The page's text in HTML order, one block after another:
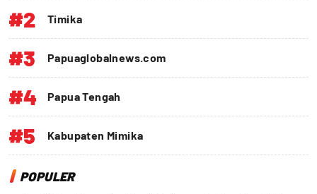
#2 Timika
#3 Papuaglobalnews.com
#4 Papua Tengah
#5 Kabupaten Mimika
POPULER